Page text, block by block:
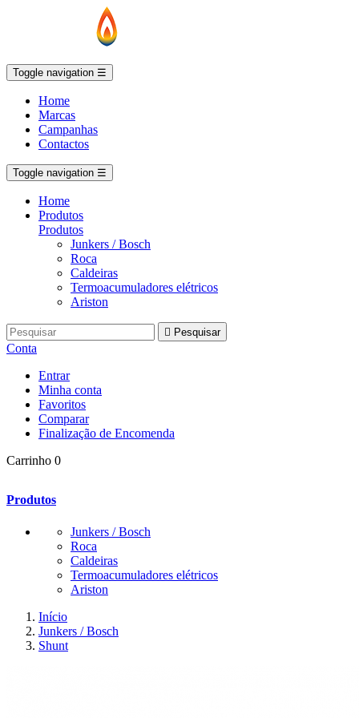
Toggle navigation ☰
Home
Marcas
Campanhas
Contactos
Toggle navigation ☰
Home
Produtos
Produtos
Junkers / Bosch
Roca
Caldeiras
Termoacumuladores elétricos
Ariston
 Pesquisar
Conta
Entrar
Minha conta
Favoritos
Comparar
Finalização de Encomenda
Carrinho 0
Produtos
Junkers / Bosch
Roca
Caldeiras
Termoacumuladores elétricos
Ariston
Início
Junkers / Bosch
Shunt